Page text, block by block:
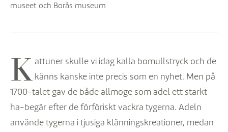
museet och Borås museum
K attuner skulle vi idag kalla bomullstryck och de
känns kanske inte precis som en nyhet. Men på
1700-talet gav de både allmoge som adel ett starkt
ha-begär efter de förföriskt vackra tygerna. Adeln
använde tygerna i tjusiga klänningskreationer, medan